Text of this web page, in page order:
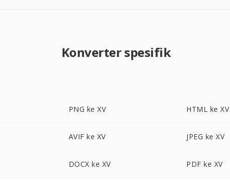
Konverter spesifik
PNG ke XV HTML ke XV
AVIF ke XV JPEG ke XV
DOCX ke XV PDF ke XV